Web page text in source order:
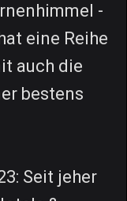
-
eine Reihe
auch die
bestens
Seit jeher